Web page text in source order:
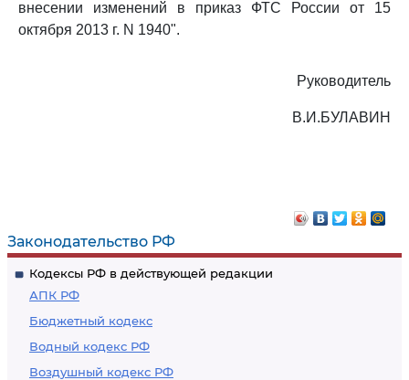
Законодательство РФ
Кодексы РФ в действующей редакции
АПК РФ
Бюджетный кодекс
Водный кодекс РФ
Воздушный кодекс РФ
внесении изменений в приказ ФТС России от 15
октября 2013 г. N 1940".
Руководитель
В.И.БУЛАВИН